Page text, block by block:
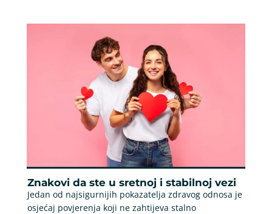
Znakovi da ste u sretnoj i stabilnoj vezi
Jedan od najsigurnijih pokazatelja zdravog odnosa je
osjećaj povjerenja koji ne zahtijeva stalno